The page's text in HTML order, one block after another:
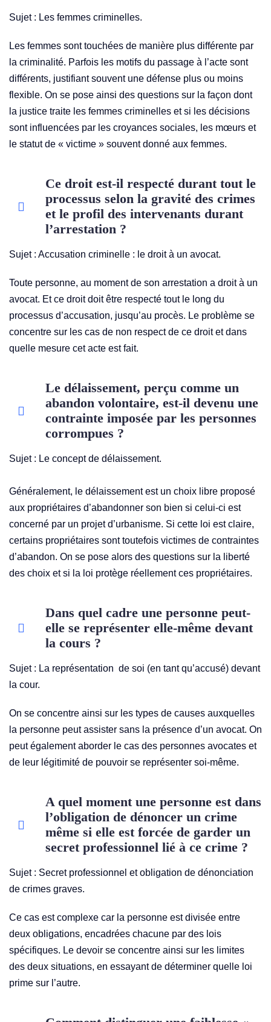
Sujet : Les femmes criminelles.
Les femmes sont touchées de manière plus différente par
la criminalité. Parfois les motifs du passage à l’acte sont
différents, justifiant souvent une défense plus ou moins
flexible. On se pose ainsi des questions sur la façon dont
la justice traite les femmes criminelles et si les décisions
sont influencées par les croyances sociales, les mœurs et
le statut de « victime » souvent donné aux femmes.
Ce droit est-il respecté durant tout le
processus selon la gravité des crimes
et le profil des intervenants durant
l’arrestation ?
Sujet : Accusation criminelle : le droit à un avocat.
Toute personne, au moment de son arrestation a droit à un
avocat. Et ce droit doit être respecté tout le long du
processus d’accusation, jusqu’au procès. Le problème se
concentre sur les cas de non respect de ce droit et dans
quelle mesure cet acte est fait.
Le délaissement, perçu comme un
abandon volontaire, est-il devenu une
contrainte imposée par les personnes
corrompues ?
Sujet : Le concept de délaissement.
Généralement, le délaissement est un choix libre proposé
aux propriétaires d’abandonner son bien si celui-ci est
concerné par un projet d’urbanisme. Si cette loi est claire,
certains propriétaires sont toutefois victimes de contraintes
d’abandon. On se pose alors des questions sur la liberté
des choix et si la loi protège réellement ces propriétaires.
Dans quel cadre une personne peut-
elle se représenter elle-même devant
la cours ?
Sujet : La représentation de soi (en tant qu’accusé) devant
la cour.
On se concentre ainsi sur les types de causes auxquelles
la personne peut assister sans la présence d’un avocat. On
peut également aborder le cas des personnes avocates et
de leur légitimité de pouvoir se représenter soi-même.
A quel moment une personne est dans
l’obligation de dénoncer un crime
même si elle est forcée de garder un
secret professionnel lié à ce crime ?
Sujet : Secret professionnel et obligation de dénonciation
de crimes graves.
Ce cas est complexe car la personne est divisée entre
deux obligations, encadrées chacune par des lois
spécifiques. Le devoir se concentre ainsi sur les limites
des deux situations, en essayant de déterminer quelle loi
prime sur l’autre.